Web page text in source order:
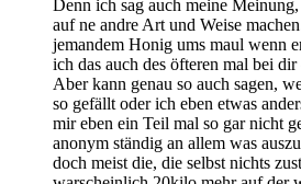
Denn ich sag auch meine
auf ne andre Art und Weise
jemandem Honig ums maul wenn
ich das auch des öfteren mal bei
Aber kann genau so auch sagen,
so gefällt oder ich eben etwas
mir eben ein Teil mal so gar nicht
anonym ständig an allem was
doch meist die, die selbst nichts